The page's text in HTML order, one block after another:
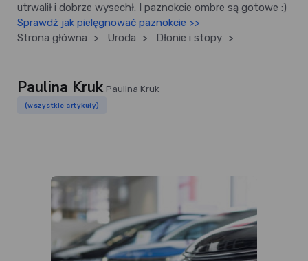
utrwalił i dobrze wysechł. I paznokcie ombre są gotowe :)
Sprawdź jak pielęgnować paznokcie >>
Strona główna
> Uroda > Dłonie i stopy >
Paulina Kruk Paulina Kruk
(wszystkie artykuły)